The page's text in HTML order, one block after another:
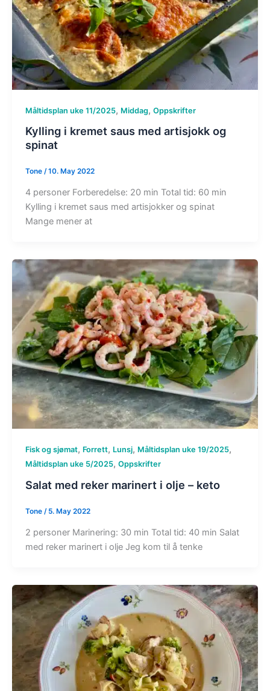
Måltidsplan uke 11/2025, Middag, Oppskrifter
Kylling i kremet saus med artisjokk og
spinat
Tone /10. May 2022
4 personer Forberedelse: 20 min Total tid: 60 min
Kylling i kremet saus med artisjokker og spinat
Mange mener at
Fisk og sjømat, Forrett, Lunsj, Måltidsplan uke 19/2025,
Måltidsplan uke 5/2025, Oppskrifter
Salat med reker marinert i olje – keto
Tone / 5. May 2022
2 personer Marinering: 30 min Total tid: 40 min Salat
med reker marinert i olje Jeg kom til å tenke